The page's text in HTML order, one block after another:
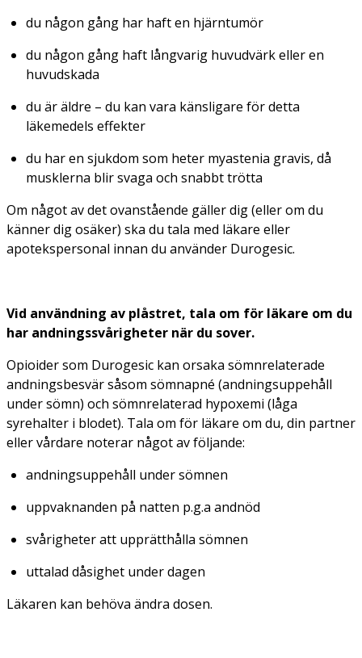
du någon gång har haft en hjärntumör
du någon gång haft långvarig huvudvärk eller en
huvudskada
du är äldre – du kan vara känsligare för detta
läkemedels effekter
du har en sjukdom som heter myastenia gravis, då
musklerna blir svaga och snabbt trötta
Om något av det ovanstående gäller dig (eller om du
känner dig osäker) ska du tala med läkare eller
apotekspersonal innan du använder Durogesic.
Vid användning av plåstret, tala om för läkare om du
har andningssvårigheter när du sover.
Opioider som Durogesic kan orsaka sömnrelaterade
andningsbesvär såsom sömnapné (andningsuppehåll
under sömn) och sömnrelaterad hypoxemi (låga
syrehalter i blodet). Tala om för läkare om du, din partner
eller vårdare noterar något av följande:
andningsuppehåll under sömnen
uppvaknanden på natten p.g.a andnöd
svårigheter att upprätthålla sömnen
uttalad dåsighet under dagen
Läkaren kan behöva ändra dosen.